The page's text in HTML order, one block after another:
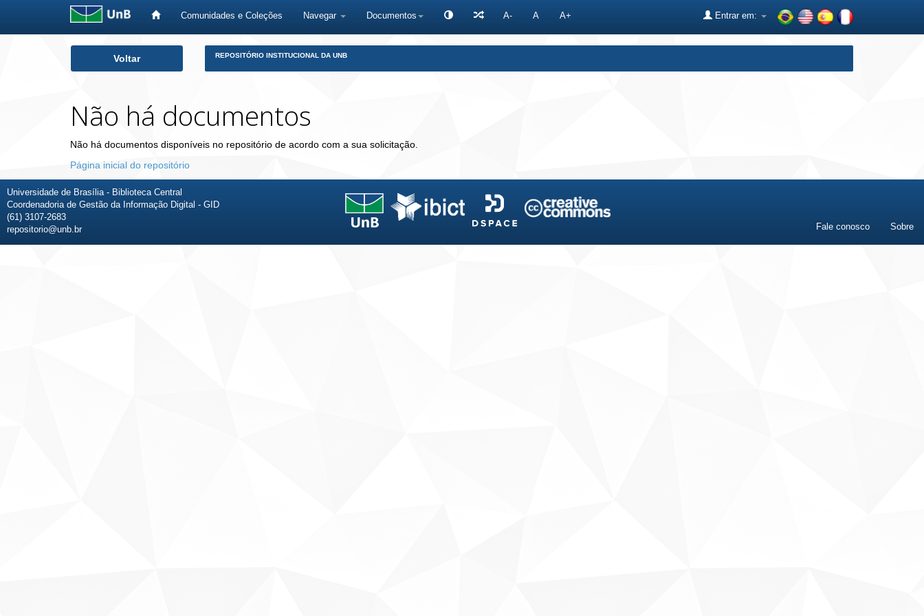
Comunidades e Coleções Navegar Documentos A- A A+ Entrar em:
Voltar REPOSITÓRIO INSTITUCIONAL DA UNB
Não há documentos
Não há documentos disponíveis no repositório de acordo com a sua solicitação.
Página inicial do repositório
Universidade de Brasília - Biblioteca Central
Coordenadoria de Gestão da Informação Digital - GID
(61) 3107-2683
repositorio@unb.br
Fale conosco Sobre